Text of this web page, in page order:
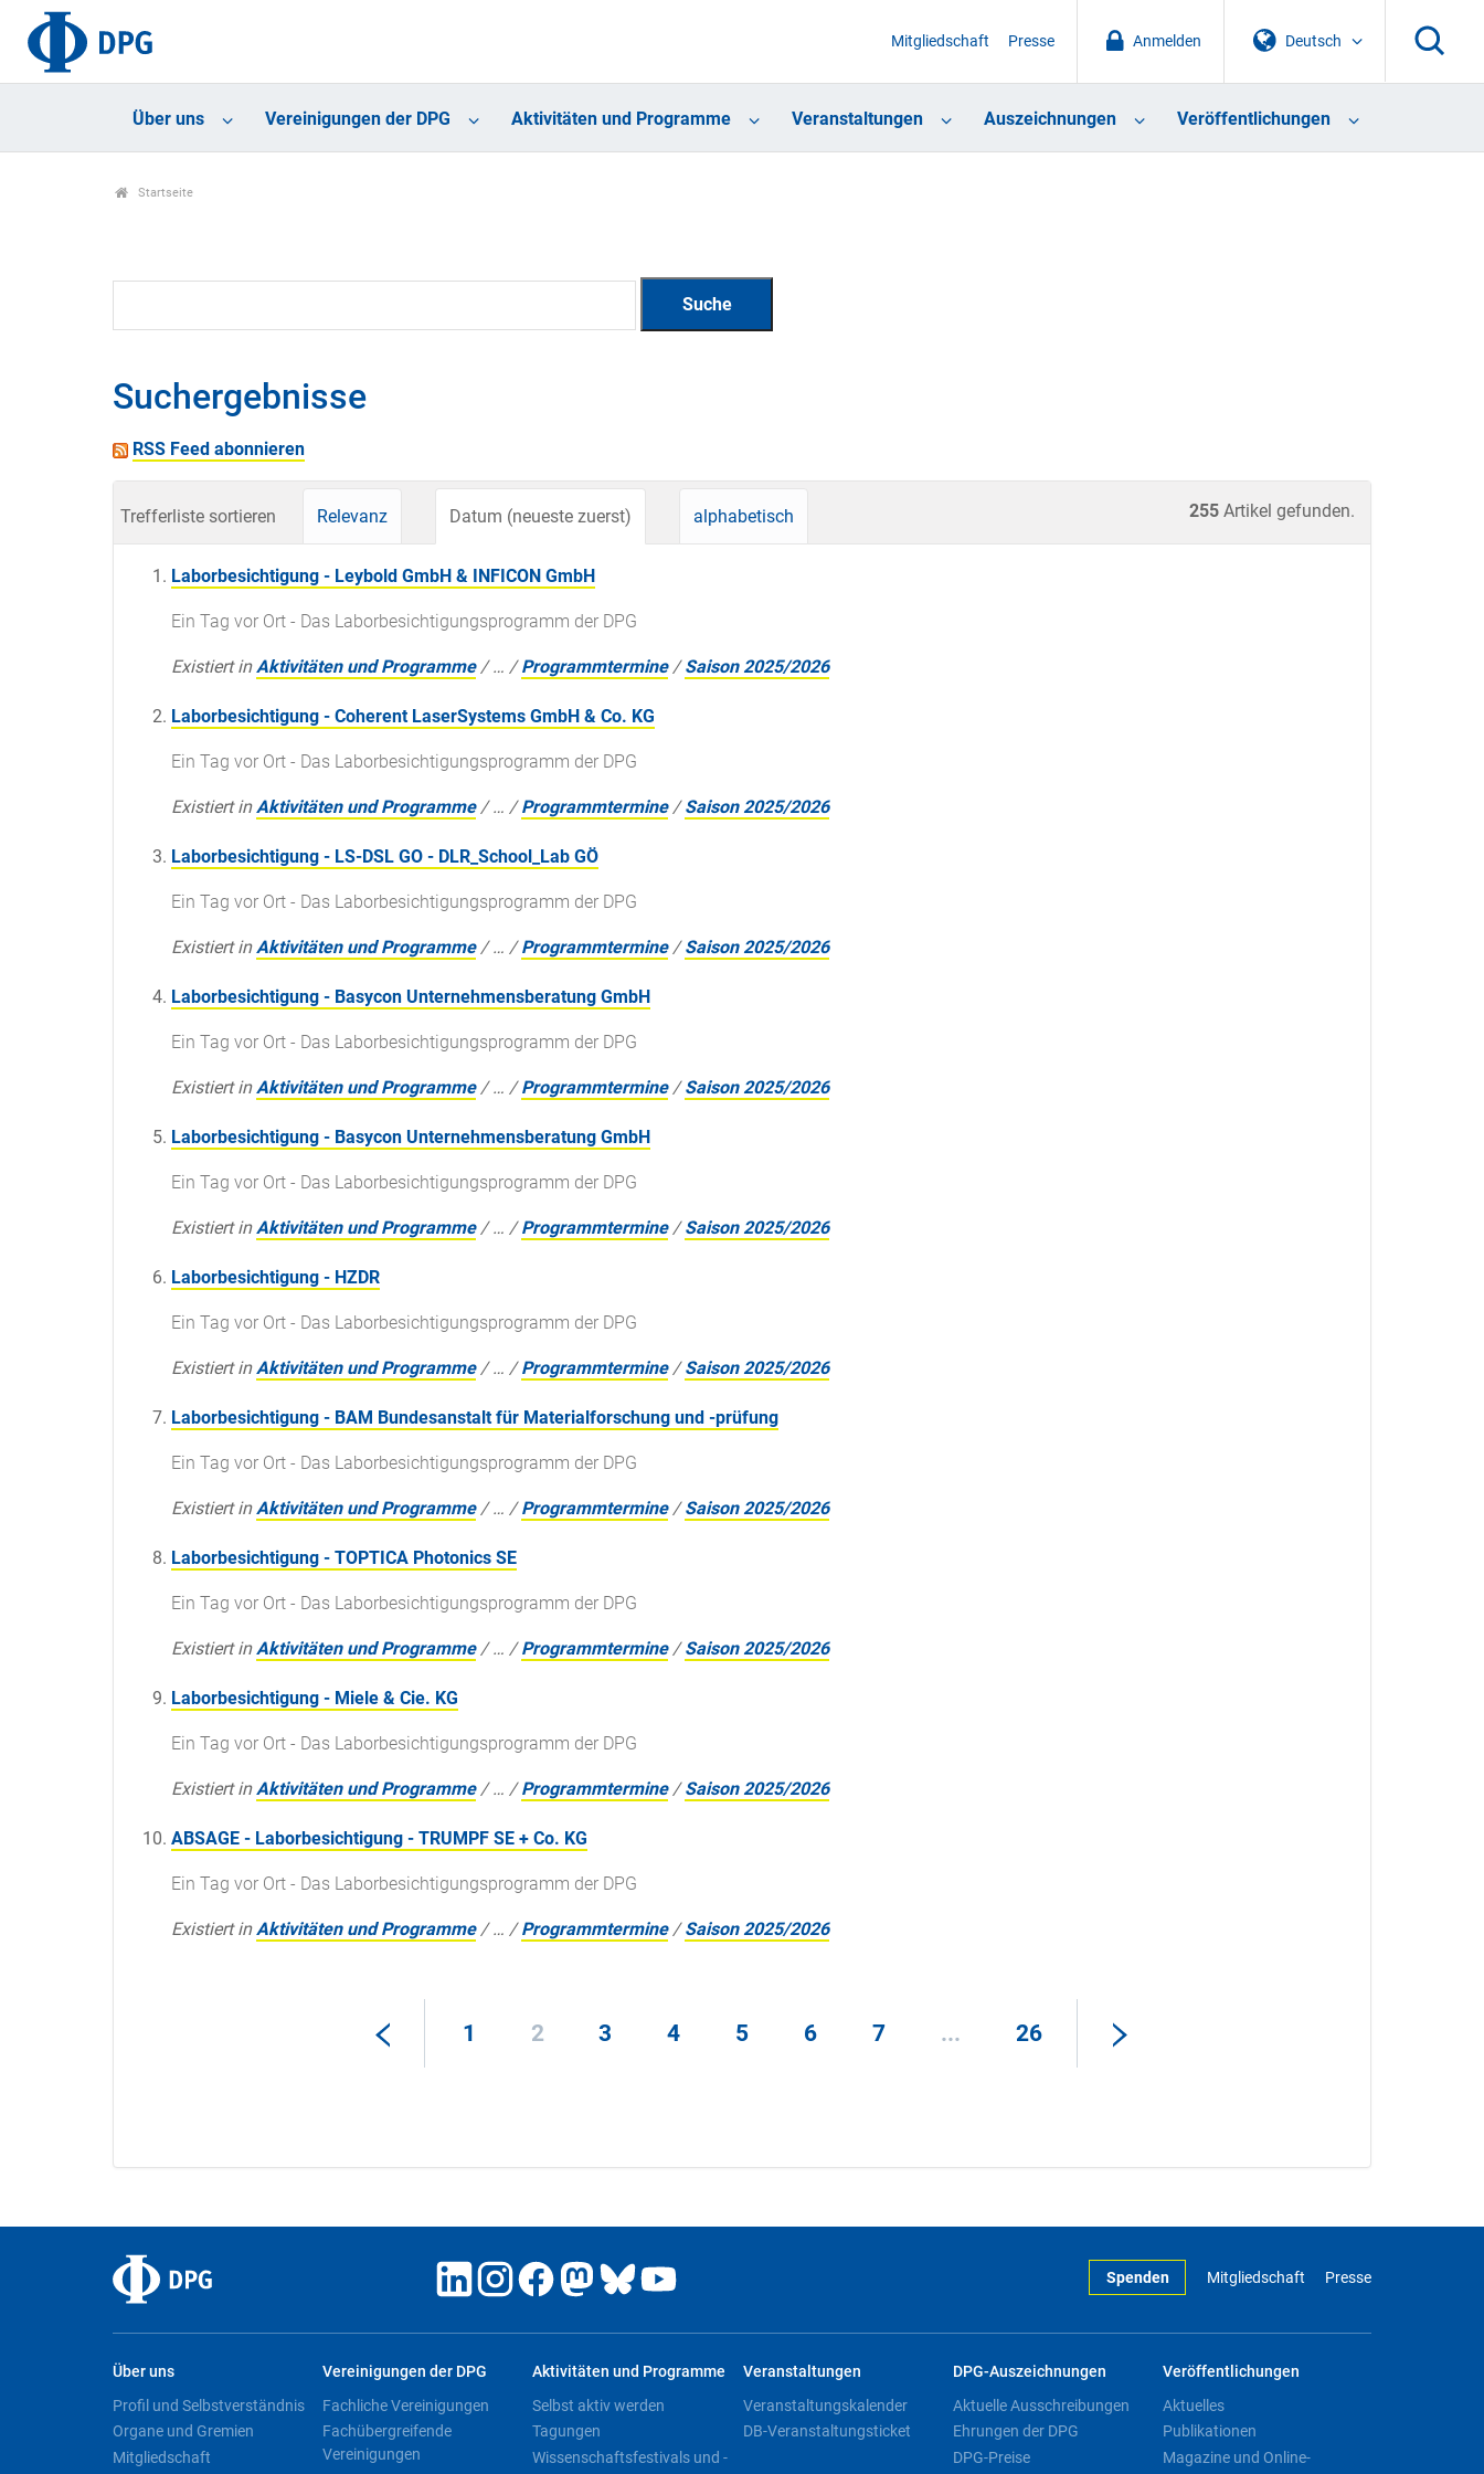
Deutsch
Anmelden
Mitgliedschaft Presse
Über uns Vereinigungen der DPG Aktivitäten und Programme Veranstaltungen Auszeichnungen Veröffentlichungen
Startseite
Suchergebnisse
RSS Feed abonnieren
255 Artikel gefunden.
Trefferliste sortieren Relevanz Datum (neueste zuerst) alphabetisch
Laborbesichtigung - Leybold GmbH & INFICON GmbH
Ein Tag vor Ort - Das Laborbesichtigungsprogramm der DPG
Existiert in Aktivitäten und Programme /… /Programmtermine /Saison 2025/2026
Laborbesichtigung - Coherent LaserSystems GmbH & Co. KG
Ein Tag vor Ort - Das Laborbesichtigungsprogramm der DPG
Existiert in Aktivitäten und Programme /… /Programmtermine /Saison 2025/2026
Laborbesichtigung - LS-DSL GO - DLR_School_Lab GÖ
Ein Tag vor Ort - Das Laborbesichtigungsprogramm der DPG
Existiert in Aktivitäten und Programme /… /Programmtermine /Saison 2025/2026
Laborbesichtigung - Basycon Unternehmensberatung GmbH
Ein Tag vor Ort - Das Laborbesichtigungsprogramm der DPG
Existiert in Aktivitäten und Programme /… /Programmtermine /Saison 2025/2026
Laborbesichtigung - Basycon Unternehmensberatung GmbH
Ein Tag vor Ort - Das Laborbesichtigungsprogramm der DPG
Existiert in Aktivitäten und Programme /… /Programmtermine /Saison 2025/2026
Laborbesichtigung - HZDR
Ein Tag vor Ort - Das Laborbesichtigungsprogramm der DPG
Existiert in Aktivitäten und Programme /… /Programmtermine /Saison 2025/2026
Laborbesichtigung - BAM Bundesanstalt für Materialforschung und -prüfung
Ein Tag vor Ort - Das Laborbesichtigungsprogramm der DPG
Existiert in Aktivitäten und Programme /… /Programmtermine /Saison 2025/2026
Laborbesichtigung - TOPTICA Photonics SE
Ein Tag vor Ort - Das Laborbesichtigungsprogramm der DPG
Existiert in Aktivitäten und Programme /… /Programmtermine /Saison 2025/2026
Laborbesichtigung - Miele & Cie. KG
Ein Tag vor Ort - Das Laborbesichtigungsprogramm der DPG
Existiert in Aktivitäten und Programme /… /Programmtermine /Saison 2025/2026
ABSAGE - Laborbesichtigung - TRUMPF SE + Co. KG
Ein Tag vor Ort - Das Laborbesichtigungsprogramm der DPG
Existiert in Aktivitäten und Programme /… /Programmtermine /Saison 2025/2026
1 2 3 4 5 6 7 ... 26
Spenden Mitgliedschaft Presse
Über uns
Profil und Selbstverständnis
Organe und Gremien
Mitgliedschaft
Vereinigungen der DPG
Fachliche Vereinigungen
Fachübergreifende
Vereinigungen
Aktivitäten und Programme
Selbst aktiv werden
Tagungen
Wissenschaftsfestivals und -
Veranstaltungen
Veranstaltungskalender
DB-Veranstaltungsticket
DPG-Auszeichnungen
Aktuelle Ausschreibungen
Ehrungen der DPG
DPG-Preise
Veröffentlichungen
Aktuelles
Publikationen
Magazine und Online-